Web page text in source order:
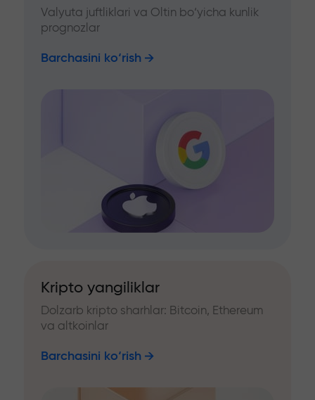
Valyuta juftliklari va Oltin bo‘yicha kunlik
prognozlar
Barchasini ko‘rish
Kripto yangiliklar
Dolzarb kripto sharhlar: Bitcoin, Ethereum
va altkoinlar
Barchasini ko‘rish